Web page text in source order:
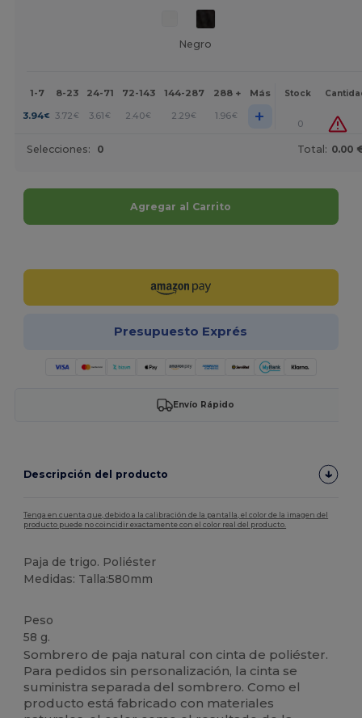
Negro
1-7 8-23 24-71 72-143 144-287 288 + Más Stock
3.94€ 3.72€ 3.61 € 2.40€ 2.29€ 1.96€ + 0
Selecciones: 0 Total: 0.00
Agregar al Carrito
Presupuesto Exprés
Envío Rápido
Descripción del producto
Tenga en cuenta que, debido a la calibración de la pantalla, el color de la imagen del
producto puede no coincidir exactamente con el color real del producto.
Paja de trigo. Poliéster
Medidas: Talla:580mm
Peso
58 g.
Sombrero de paja natural con cinta de poliéster.
Para pedidos sin personalización, la cinta se
suministra separada del sombrero. Como el
producto está fabricado con materiales